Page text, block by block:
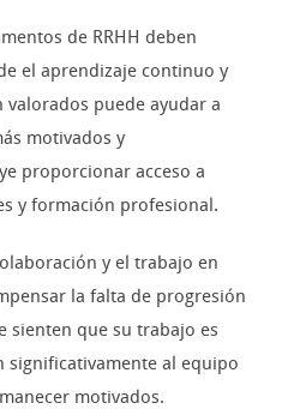
de RRHH deben
el aprendizaje continuo y
puede ayudar a
motivados y
proporcionar acceso a
y formación profesional.
y el trabajo en
la falta de progresión
sienten que su trabajo es
significativamente al equipo
motivados.